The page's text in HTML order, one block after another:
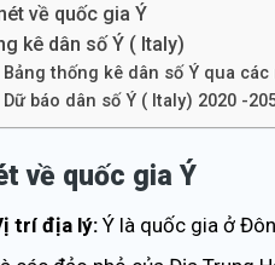
về quốc gia Ý
kê dân số Ý ( Italy)
Bảng thống kê dân số Ý qua các
Dữ báo dân số Ý ( Italy) 2020 -
về quốc gia Ý
trí địa lý: Ý là quốc gia ở